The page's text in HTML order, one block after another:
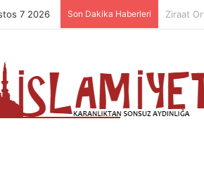
7 2026 Son Dakika Haberleri Dua